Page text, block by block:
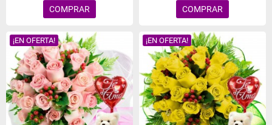
COMPRAR COMPRAR
¡EN OFERTA! ¡EN OFERTA!